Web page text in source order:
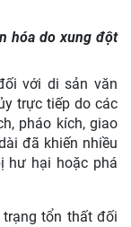
hóa do xung đột
với di sản văn
trực tiếp do các
pháo kích, giao
đã khiến nhiều
hư hại hoặc phá
trạng tổn thất đối